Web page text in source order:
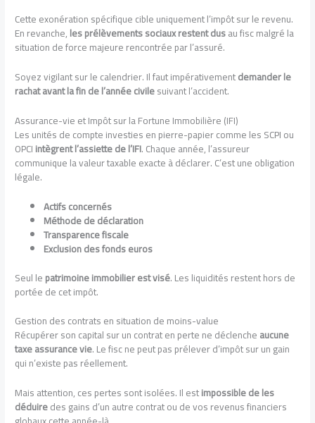
Cette exonération spécifique cible uniquement l’impôt sur le revenu.
En revanche,les prélèvements sociaux restent dusau fisc malgré la
situation de force majeure rencontrée par l’assuré.
Soyez vigilant sur le calendrier. Il faut impérativementdemander le
rachat avant la fin de l’année civilesuivant l’accident.
Assurance-vie et Impôt sur la Fortune Immobilière (IFI)
Les unités de compte investies en pierre-papier comme les SCPI ou
OPCIintègrent l’assiette de l’IFI. Chaque année, l’assureur
communique la valeur taxable exacte à déclarer. C’est une obligation
légale.
Actifs concernés
Méthode de déclaration
Transparence fiscale
Exclusion des fonds euros
Seul lepatrimoine immobilier est visé. Les liquidités restent hors de
portée de cet impôt.
Gestion des contrats en situation de moins-value
Récupérer son capital sur un contrat en perte ne déclencheaucune
taxe assurance vie. Le fisc ne peut pas prélever d’impôt sur un gain
qui n’existe pas réellement.
Mais attention, ces pertes sont isolées. Il estimpossible de les
déduiredes gains d’un autre contrat ou de vos revenus financiers